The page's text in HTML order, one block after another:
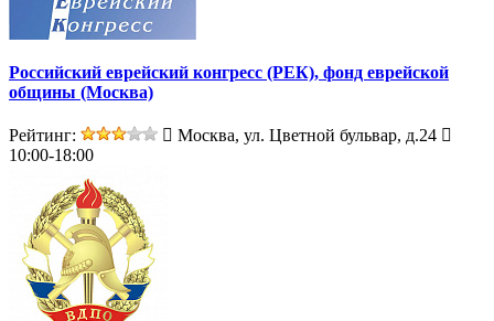
Российский еврейский конгресс (РЕК), фонд еврейской
общины (Москва)
Рейтинг:
Москва, ул. Цветной бульвар, д.24
10:00-18:00